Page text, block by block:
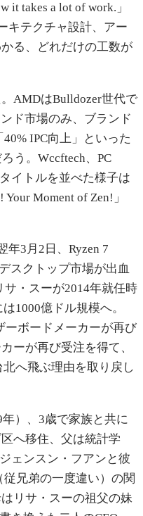
it takes a lot of work.」
キテクチャ設計、アー
る、どれだけの工数が
AMDはBulldozer世代で
ド市場のみ、ブランド
IPC向上」といった
う。Wccftech、PC
イトルを並べた様子は
Moment of Zen!」
年3月2日、Ryzen 7
スクトップ市場が出血
・スーが2014年就任時
1000億ドル規模へ。
ーボードメーカーが再び
ーが再び受注を得て、
へ飛ぶ理由を取り戻し
）、3歳で家族と共に
へ移住、父は統計学
ェンスン・フアンと彼
従兄弟の一度違い）の関
リサ・スーの祖父の妹